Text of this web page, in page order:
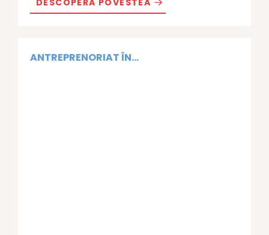
DESCOPERĂ POVESTEA
ANTREPRENORIAT ÎN...